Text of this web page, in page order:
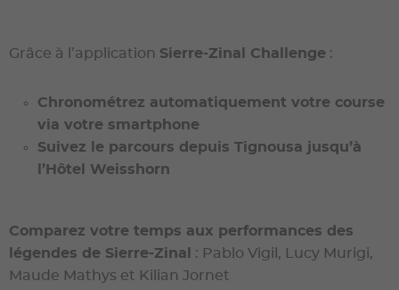
Grâce à l’application Sierre-Zinal Challenge :
Chronométrez automatiquement votre course
via votre smartphone
Suivez le parcours depuis Tignousa jusqu’à
l’Hôtel Weisshorn
Comparez votre temps aux performances des
légendes de Sierre-Zinal
: Pablo Vigil, Lucy Murigi,
Maude Mathys et Kilian Jornet